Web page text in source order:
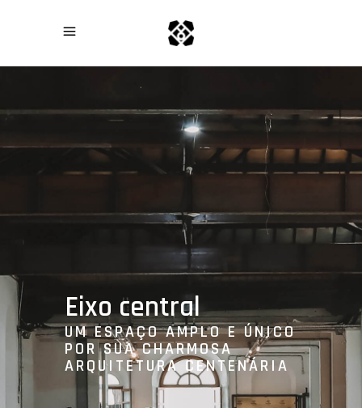
Eixo central
UM ESPAÇO AMPLO E ÚNICO
POR SUA CHARMOSA
ARQUITETURA CENTENÁRIA